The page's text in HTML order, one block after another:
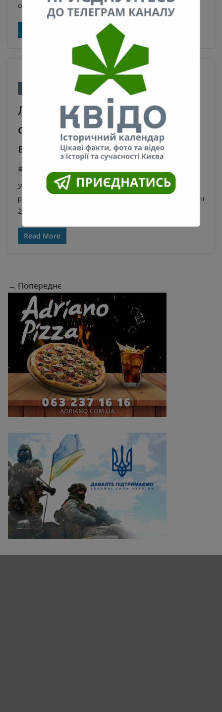
однаковими зовні. Завдяки онлайн
НОВИНИ
Лондонська і Героїв “Азова”: у
столиці дерусифікували 95
вулиць
У Києві перейменували вулиці пов’язані з росією та
радянським минулим. Київська міська рада на засіданні
25 серпня перейменувала 95 вулиць,
Read More
← Попереднє